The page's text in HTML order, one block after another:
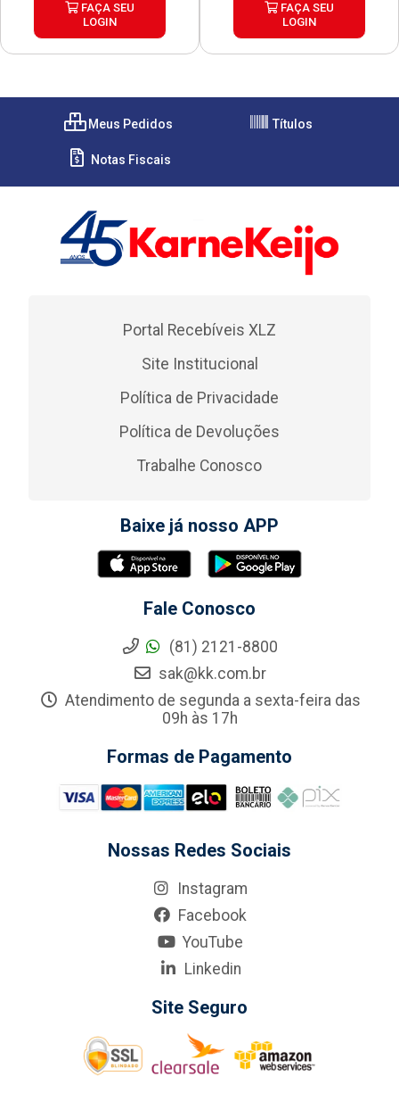
FAÇA SEU
LOGIN
FAÇA SEU
LOGIN
Meus Pedidos Títulos
Notas Fiscais
Portal Recebíveis XLZ
Site Institucional
Política de Privacidade
Política de Devoluções
Trabalhe Conosco
Baixe já nosso APP
Fale Conosco
(81) 2121-8800
sak@kk.com.br
Atendimento de segunda a sexta-feira das
09h às 17h
Formas de Pagamento
Nossas Redes Sociais
Instagram
Facebook
YouTube
Linkedin
Site Seguro